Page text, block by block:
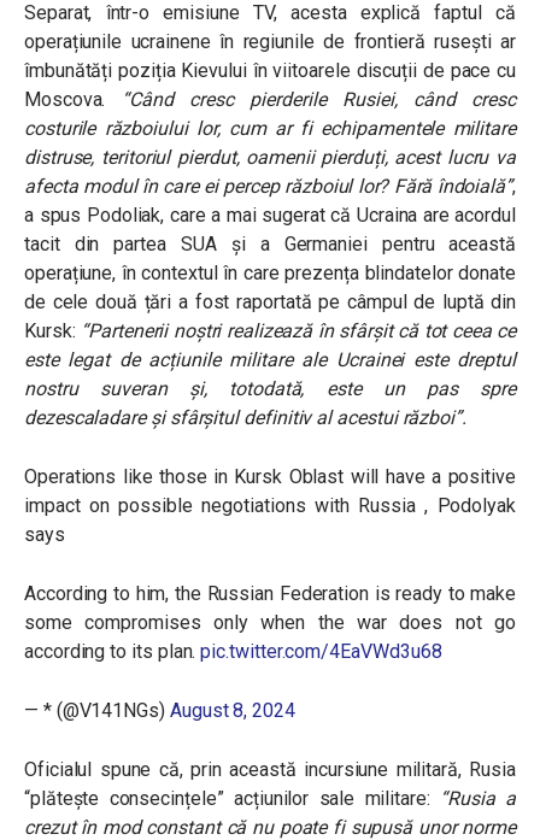
Separat, într-o emisiune TV, acesta explică faptul că
operațiunile ucrainene în regiunile de frontieră rusești ar
îmbunătăți poziția Kievului în viitoarele discuții de pace cu
Moscova.
“Când cresc pierderile Rusiei, când cresc
costurile războiului lor, cum ar fi echipamentele militare
distruse, teritoriul pierdut, oamenii pierduți, acest lucru va
afecta modul în care ei percep războiul lor? Fără îndoială”,
a spus Podoliak, care a mai sugerat că Ucraina are acordul
tacit din partea SUA și a Germaniei pentru această
operațiune, în contextul în care prezența blindatelor donate
de cele două țări a fost raportată pe câmpul de luptă din
Kursk: “Partenerii noștri realizează în sfârșit că tot ceea ce
este legat de acțiunile militare ale Ucrainei este dreptul
nostru suveran și, totodată, este un pas spre
dezescaladare și sfârșitul definitiv al acestui război”.
Operations like those in Kursk Oblast will have a positive
impact on possible negotiations with Russia , Podolyak
says
According to him, the Russian Federation is ready to make
some compromises only when the war does not go
according to its plan.pic.twitter.com/4EaVWd3u68
— * (@V141NGs) August 8, 2024
Oficialul spune că, prin această incursiune militară, Rusia
“plătește consecințele” acțiunilor sale militare:
“Rusia a
crezut în mod constant că nu poate fi supusă unor norme